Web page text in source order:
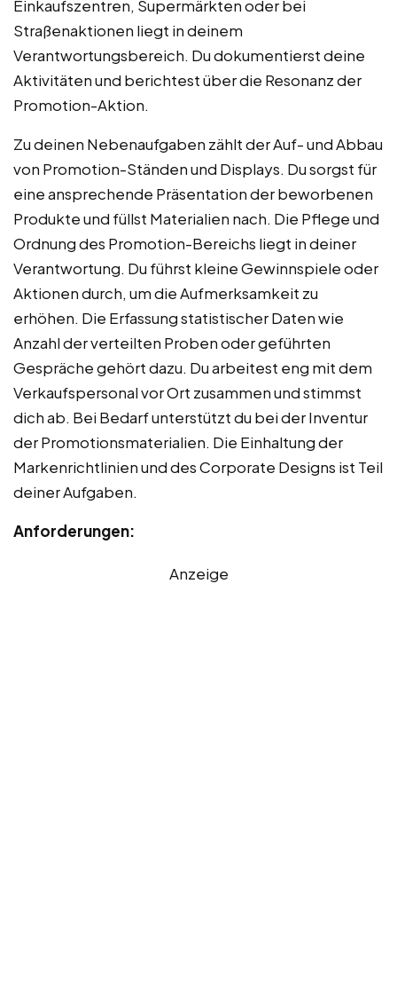
Einkaufszentren, Supermärkten oder bei
Straßenaktionen liegt in deinem
Verantwortungsbereich. Du dokumentierst deine
Aktivitäten und berichtest über die Resonanz der
Promotion-Aktion.
Zu deinen Nebenaufgaben zählt der Auf- und Abbau
von Promotion-Ständen und Displays. Du sorgst für
eine ansprechende Präsentation der beworbenen
Produkte und füllst Materialien nach. Die Pflege und
Ordnung des Promotion-Bereichs liegt in deiner
Verantwortung. Du führst kleine Gewinnspiele oder
Aktionen durch, um die Aufmerksamkeit zu
erhöhen. Die Erfassung statistischer Daten wie
Anzahl der verteilten Proben oder geführten
Gespräche gehört dazu. Du arbeitest eng mit dem
Verkaufspersonal vor Ort zusammen und stimmst
dich ab. Bei Bedarf unterstützt du bei der Inventur
der Promotionsmaterialien. Die Einhaltung der
Markenrichtlinien und des Corporate Designs ist Teil
deiner Aufgaben.
Anforderungen:
Anzeige